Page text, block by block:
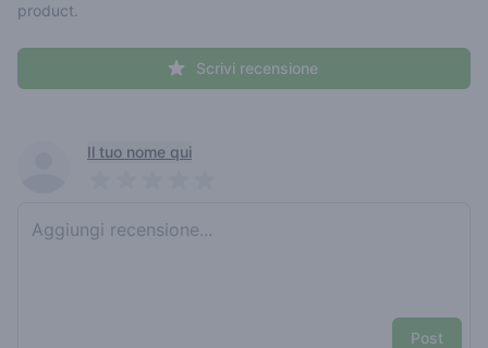
product.
Scrivi recensione
Recent reviewsIl tuo nome qui
Post